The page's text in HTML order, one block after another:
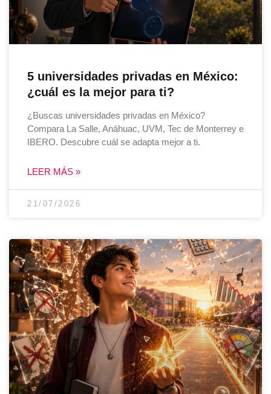
5 universidades privadas en México:
¿cuál es la mejor para ti?
¿Buscas universidades privadas en México?
Compara La Salle, Anáhuac, UVM, Tec de Monterrey e
IBERO. Descubre cuál se adapta mejor a ti.
LEER MÁS »
21/07/2026